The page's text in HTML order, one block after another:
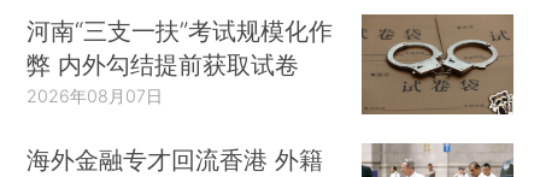
河南“三支一扶”考试规模化作
弊 内外勾结提前获取试卷
2026年08月07日
海外金融专才回流香港 外籍